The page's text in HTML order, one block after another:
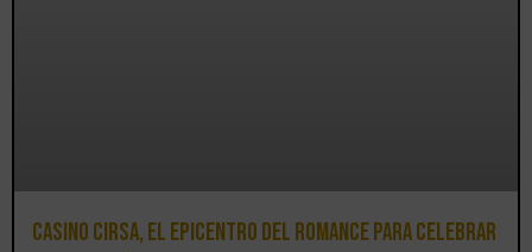
Casino CIRSA, el epicentro del romance para celebrar